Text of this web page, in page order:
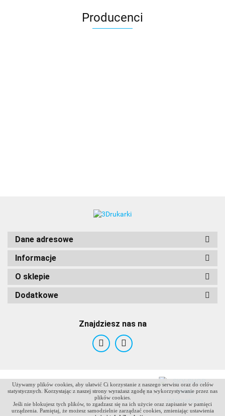
Używamy plików cookies, aby ułatwić Ci korzystanie z naszego serwisu oraz do celów
statystycznych. Korzystając z naszej strony wyrażasz zgodę na wykorzystywanie przez nas
plików cookies.
Jeśli nie blokujesz tych plików, to zgadzasz się na ich użycie oraz zapisanie w pamięci
urządzenia. Pamiętaj, że możesz samodzielnie zarządzać cookies, zmieniając ustawienia
Producenci
ANTCLABS
Dane adresowe
Informacje
O sklepie
Dodatkowe
Znajdziesz nas na
Sklep internetowy na oprogramowaniu Sky-Shop.pl